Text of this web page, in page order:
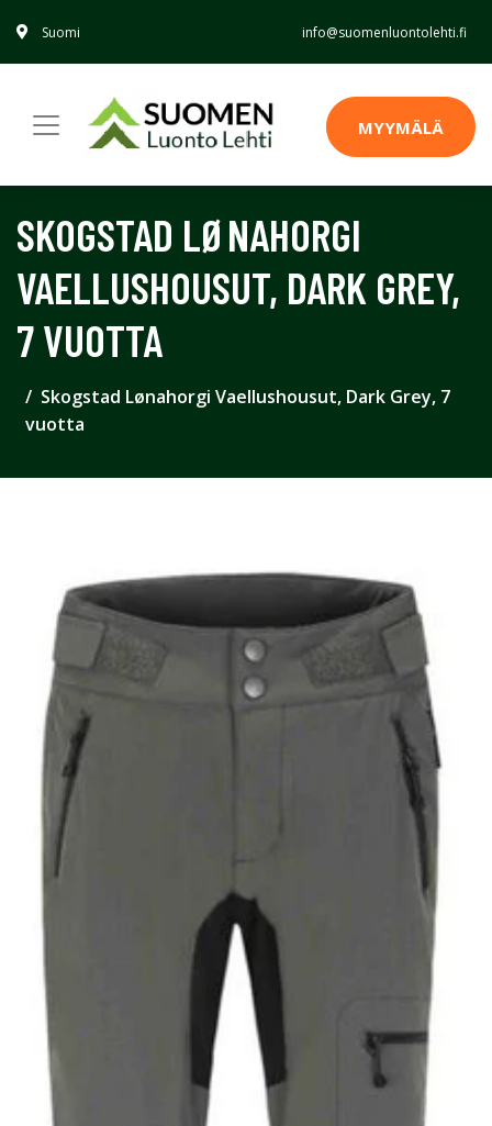
Suomi info@suomenluontolehti.fi
MYYMÄLÄ
SKOGSTAD LØNAHORGI
VAELLUSHOUSUT, DARK GREY,
7 VUOTTA
Skogstad Lønahorgi Vaellushousut, Dark Grey, 7
vuotta